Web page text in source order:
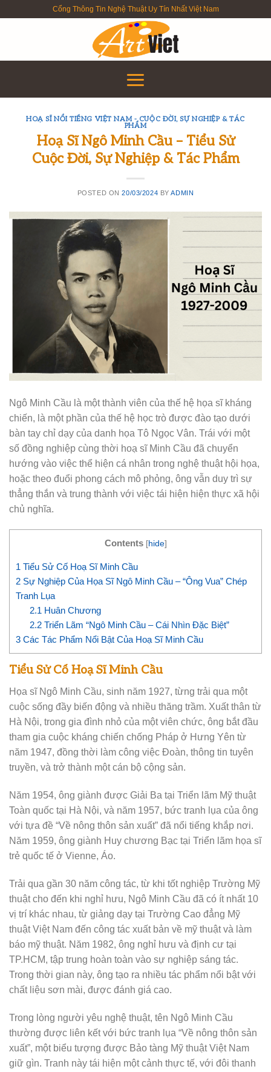
to
Cổng Thông Tin Nghệ Thuật Uy Tín Nhất Việt Nam
HOẠ SĨ NỔI TIẾNG VIỆT NAM - CUỘC ĐỜI, SỰ NGHIỆP & TÁC
PHẨM
Hoạ Sĩ Ngô Minh Cầu – Tiểu Sử
Cuộc Đời, Sự Nghiệp & Tác Phẩm
POSTED ON20/03/2024 BYADMIN
Ngô Minh Cầu là một thành viên của thế hệ họa sĩ kháng
chiến, là một phần của thế hệ học trò được đào tạo dưới
bàn tay chỉ dạy của danh họa Tô Ngọc Vân. Trái với một
số đồng nghiệp cùng thời hoạ sĩ Minh Cầu đã chuyển
hướng vào việc thể hiện cá nhân trong nghệ thuật hội họa,
hoặc theo đuổi phong cách mô phỏng, ông vẫn duy trì sự
thẳng thắn và trung thành với việc tái hiện hiện thực xã hội
chủ nghĩa.
Contents [hide]
1 Tiểu Sử Cố Hoạ Sĩ Minh Cầu
2 Sự Nghiệp Của Họa Sĩ Ngô Minh Cầu – “Ông Vua” Chép
Tranh Lụa
2.1 Huân Chương
2.2 Triển Lãm “Ngô Minh Cầu – Cái Nhìn Đặc Biệt”
3 Các Tác Phẩm Nổi Bật Của Hoạ Sĩ Minh Cầu
Tiểu Sử Cố Hoạ Sĩ Minh Cầu
Họa sĩ Ngô Minh Cầu, sinh năm 1927, từng trải qua một
cuộc sống đầy biến động và nhiều thăng trầm. Xuất thân từ
Hà Nội, trong gia đình nhỏ của một viên chức, ông bắt đầu
tham gia cuộc kháng chiến chống Pháp ở Hưng Yên từ
năm 1947, đồng thời làm công việc Đoàn, thông tin tuyên
truyền, và trở thành một cán bộ cộng sản.
Năm 1954, ông giành được Giải Ba tại Triển lãm Mỹ thuật
Toàn quốc tại Hà Nội, và năm 1957, bức tranh lụa của ông
với tựa đề “Về nông thôn sản xuất” đã nổi tiếng khắp nơi.
Năm 1959, ông giành Huy chương Bạc tại Triển lãm họa sĩ
trẻ quốc tế ở Vienne, Áo.
Trải qua gần 30 năm công tác, từ khi tốt nghiệp Trường Mỹ
thuật cho đến khi nghỉ hưu, Ngô Minh Cầu đã có ít nhất 10
vị trí khác nhau, từ giảng dạy tại Trường Cao đẳng Mỹ
thuật Việt Nam đến công tác xuất bản về mỹ thuật và làm
báo mỹ thuật. Năm 1982, ông nghỉ hưu và định cư tại
TP.HCM, tập trung hoàn toàn vào sự nghiệp sáng tác.
Trong thời gian này, ông tạo ra nhiều tác phẩm nổi bật với
chất liệu sơn mài, được đánh giá cao.
Trong lòng người yêu nghệ thuật, tên Ngô Minh Cầu
thường được liên kết với bức tranh lụa “Về nông thôn sản
xuất”, một biểu tượng được Bảo tàng Mỹ thuật Việt Nam
giữ gìn. Tranh này tái hiện một cảnh thực tế, với đôi thanh